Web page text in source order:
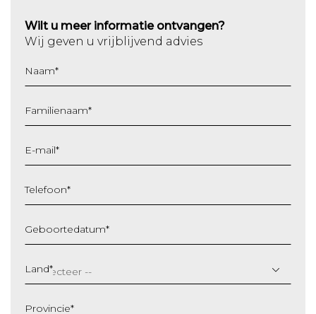
Wilt u meer informatie ontvangen?
Wij geven u vrijblijvend advies
Naam*
Familienaam*
E-mail*
Telefoon*
Geboortedatum*
slash
MM
Land*
Provincie*